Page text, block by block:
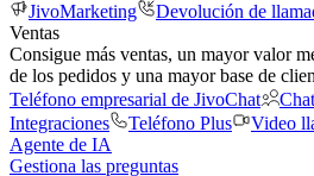
JivoMarketing
Devolución de
Ventas
Consigue más ventas, un mayor valor
de los pedidos y una mayor base de
Teléfono empresarial de JivoChat
Integraciones
Teléfono Plus Video
Agente de IA
Gestiona las preguntas